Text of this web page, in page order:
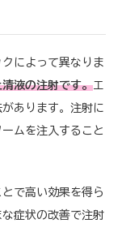
によって異なりま
液の注射です。エ
あります。注射に
ムを注入すること
で高い効果を得ら
症状の改善で注射